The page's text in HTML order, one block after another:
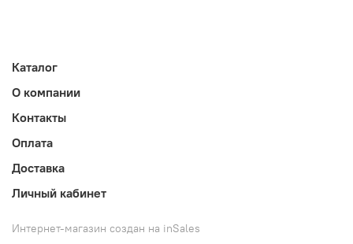
Каталог
О компании
Контакты
Оплата
Доставка
Личный кабинет
Интернет-магазин создан на inSales